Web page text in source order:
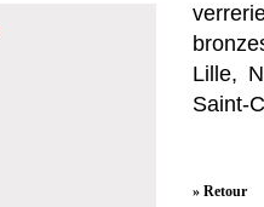
Lille,
Saint-
» Retour